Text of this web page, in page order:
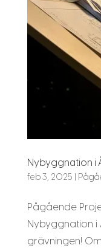
Nybyggnation i
feb 3, 2025
Pågående
Nybyggnation i
grävningen!